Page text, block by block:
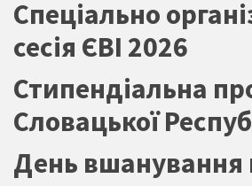
Спеціально
сесія ЄВІ 2026
Стипендіальна
Словацької
День вшанування